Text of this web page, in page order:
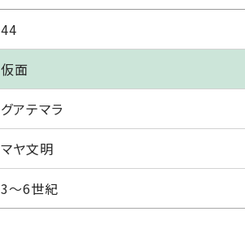
44
仮面
グアテマラ
マヤ文明
3～6世紀